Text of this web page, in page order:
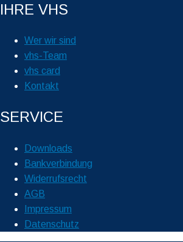
IHRE VHS
Wer wir sind
vhs-Team
vhs card
Kontakt
SERVICE
Downloads
Bankverbindung
Widerrufsrecht
AGB
Impressum
Datenschutz